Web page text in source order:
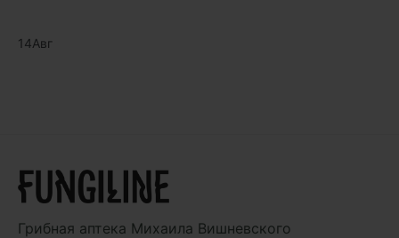
14Авг
Грибная аптека Михаила Вишневского